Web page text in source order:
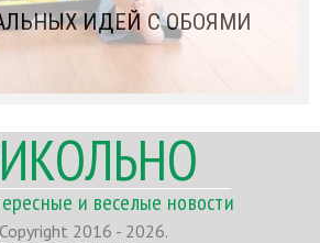
ИДЕЙ С ОБОЯМИ
и веселые новости
2016 - 2026.